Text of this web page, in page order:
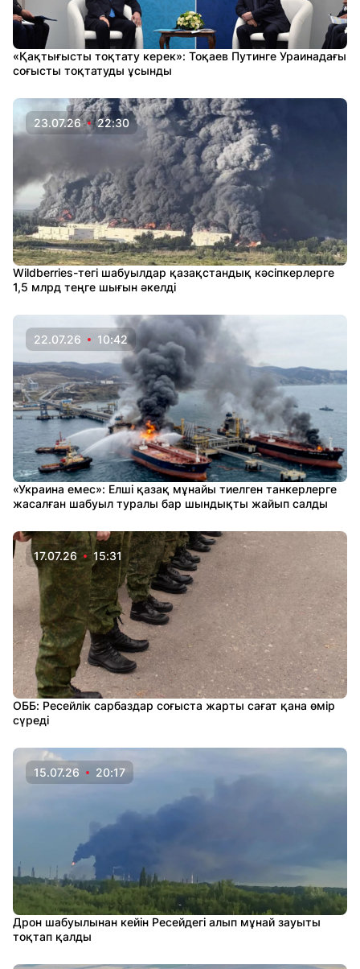
«Қақтығысты тоқтату керек»: Тоқаев Путинге Ураинадағы
соғысты тоқтатуды ұсынды
23.07.26 22:30
Wildberries-тегі шабуылдар қазақстандық кәсіпкерлерге
1,5 млрд теңге шығын әкелді
22.07.26 10:42
«Украина емес»: Елші қазақ мұнайы тиелген танкерлерге
жасалған шабуыл туралы бар шындықты жайып салды
17.07.26 15:31
ОББ: Ресейлік сарбаздар соғыста жарты сағат қана өмір
сүреді
15.07.26 20:17
Дрон шабуылынан кейін Ресейдегі алып мұнай зауыты
тоқтап қалды